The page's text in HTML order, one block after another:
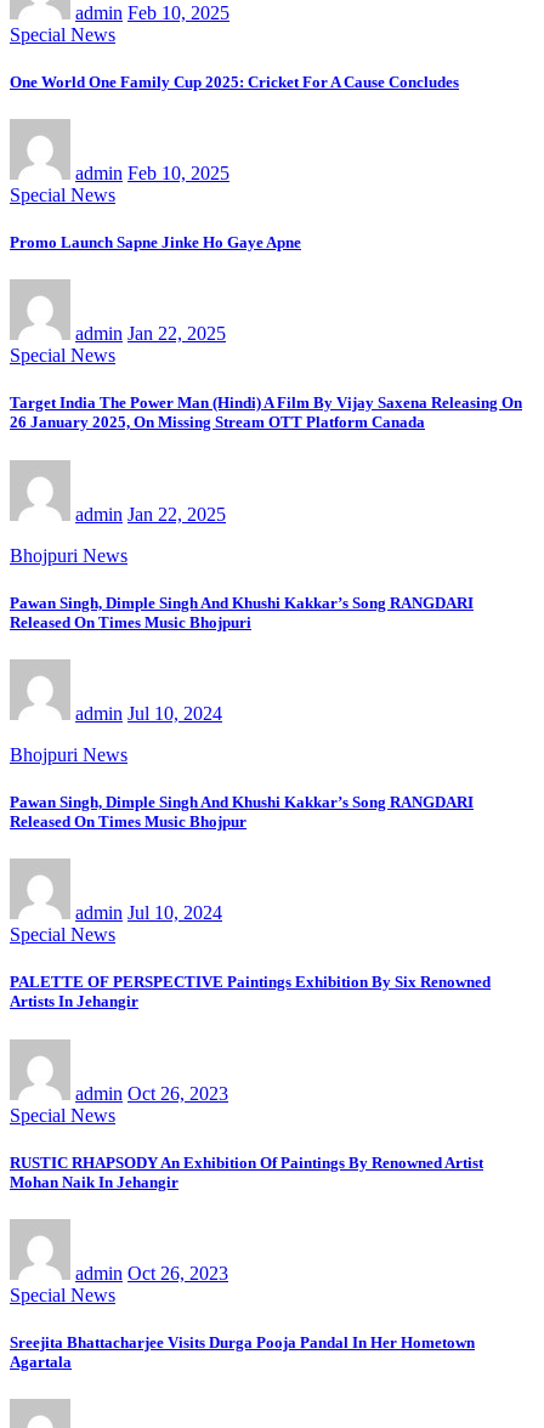
admin Feb 10, 2025
Special News
One World One Family Cup 2025: Cricket For A Cause Concludes
admin Feb 10, 2025
Special News
Promo Launch Sapne Jinke Ho Gaye Apne
admin Jan 22, 2025
Special News
Target India The Power Man (Hindi) A Film By Vijay Saxena Releasing On
26 January 2025, On Missing Stream OTT Platform Canada
admin Jan 22, 2025
Bhojpuri News
Pawan Singh, Dimple Singh And Khushi Kakkar’s Song RANGDARI
Released On Times Music Bhojpuri
admin Jul 10, 2024
Bhojpuri News
Pawan Singh, Dimple Singh And Khushi Kakkar’s Song RANGDARI
Released On Times Music Bhojpur
admin Jul 10, 2024
Special News
PALETTE OF PERSPECTIVE Paintings Exhibition By Six Renowned
Artists In Jehangir
admin Oct 26, 2023
Special News
RUSTIC RHAPSODY An Exhibition Of Paintings By Renowned Artist
Mohan Naik In Jehangir
admin Oct 26, 2023
Special News
Sreejita Bhattacharjee Visits Durga Pooja Pandal In Her Hometown
Agartala